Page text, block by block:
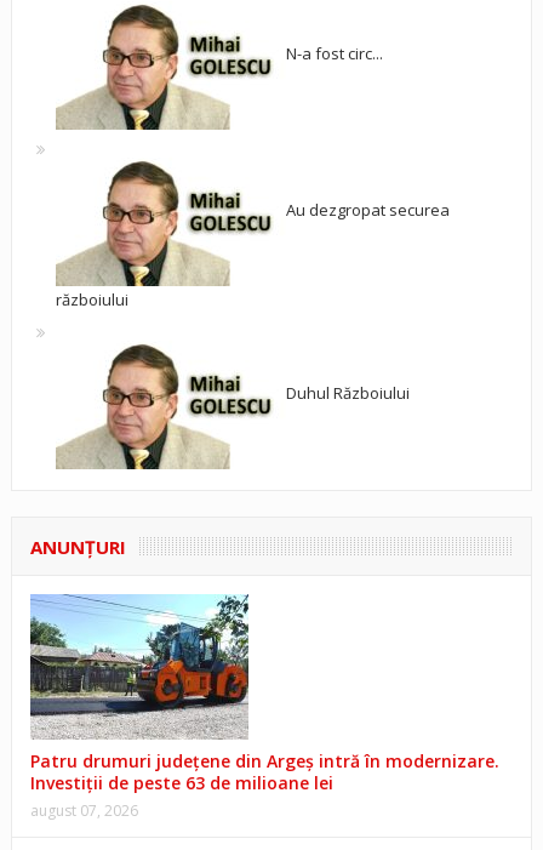
N-a fost circ...
Au dezgropat securea
războiului
Duhul Războiului
ANUNŢURI
Patru drumuri județene din Argeș intră în modernizare.
Investiții de peste 63 de milioane lei
august 07, 2026